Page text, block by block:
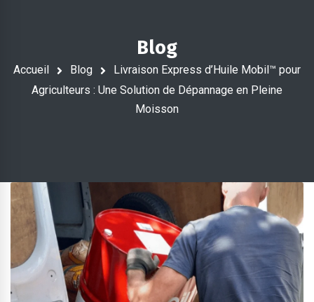
Blog
Accueil Blog
Livraison Express d’Huile Mobil™ pour
Agriculteurs : Une Solution de Dépannage en Pleine
Moisson